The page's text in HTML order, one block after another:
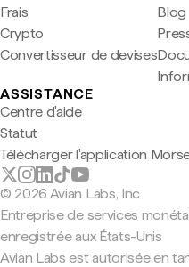
Frais
Crypto
Convertisseur de devises
Blog
ASSISTANCE
Centre d'aide
Statut
Télécharger l'application
© 2026 Avian Labs, Inc
Entreprise de services
enregistrée aux États-Unis
Avian Labs est autorisée en